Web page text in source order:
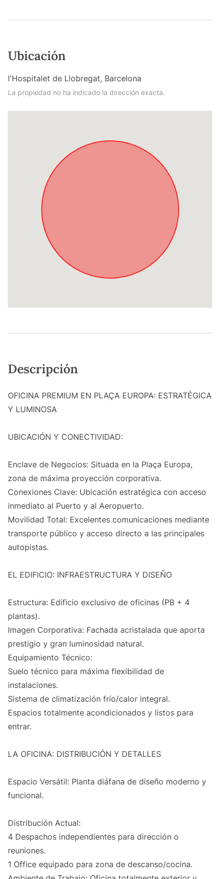
Ubicación
l'Hospitalet de Llobregat, Barcelona
La propiedad no ha indicado la dirección exacta.
Descripción
OFICINA PREMIUM EN PLAÇA EUROPA: ESTRATÉGICA
Y LUMINOSA
UBICACIÓN Y CONECTIVIDAD:
Enclave de Negocios: Situada en la Plaça Europa,
zona de máxima proyección corporativa.
Conexiones Clave: Ubicación estratégica con acceso
inmediato al Puerto y al Aeropuerto.
Movilidad Total: Excelentes comunicaciones mediante
transporte público y acceso directo a las principales
autopistas.
EL EDIFICIO: INFRAESTRUCTURA Y DISEÑO
Estructura: Edificio exclusivo de oficinas (PB + 4
plantas).
Imagen Corporativa: Fachada acristalada que aporta
prestigio y gran luminosidad natural.
Equipamiento Técnico:
Suelo técnico para máxima flexibilidad de
instalaciones.
Sistema de climatización frío/calor integral.
Espacios totalmente acondicionados y listos para
entrar.
LA OFICINA: DISTRIBUCIÓN Y DETALLES
Espacio Versátil: Planta diáfana de diseño moderno y
funcional.
Distribución Actual:
4 Despachos independientes para dirección o
reuniones.
1 Office equipado para zona de descanso/cocina.